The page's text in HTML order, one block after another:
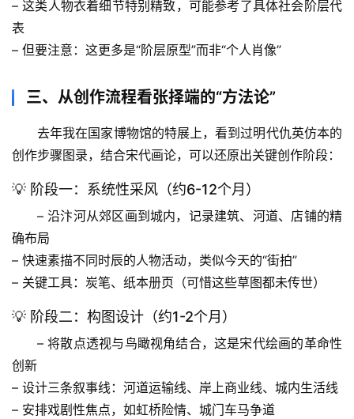
自
然
物
体
秘
历
史
档
宙
天
文
– 这类人物衣着细节特别精致， 可能参考了具体社会阶层代
表
– 但要注意：这更多是“阶层原型”而非“个人肖像”
三、从创作流程看张择端的“方法论”
去年我在国家博物馆的特展上，看到过明代仇英仿本的
创作步骤图录，结合宋代画论，可以还原出关键创作阶段：
💡 阶段一：系统性采风（约6-12个月）
– 沿汴河从郊区画到城内，记录建筑、河道、店铺的精
确布局
– 快速素描不同时辰的人物活动，类似今天的“街拍”
– 关键工具：炭笔、纸本册页（可惜这些草图都未传世）
💡 阶段二：构图设计（约1-2个月）
– 将散点透视与鸟瞰视角结合，这是宋代绘画的革命性
创新
– 设计三条叙事线：河道运输线、岸上商业线、城内生活线
– 安排戏剧性焦点，如虹桥险情、城门车马争道